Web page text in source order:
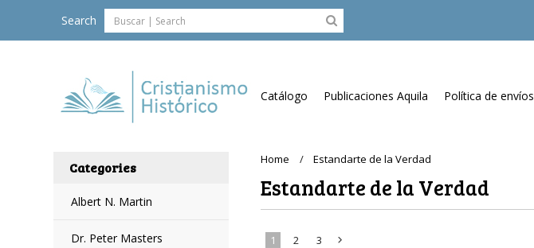
Search
Catálogo Publicaciones Aquila Política de envíos
Categories
Albert N. Martin
Dr. Peter Masters
Home Estandarte de la Verdad
Estandarte de la Verdad
1 2 3